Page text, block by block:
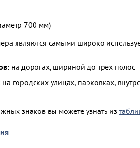
700 мм)
являются самыми широко
на дорогах, шириной до трех полос
на городских улицах, парковках,
знаков вы можете узнать из